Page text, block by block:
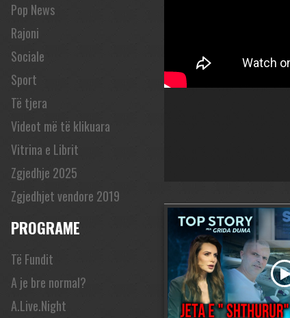
Pop News
Rajoni
Sociale
Sport
Të tjera
Videot më të klikuara
Vitrina e Librit
Zgjedhje 2025
Zgjedhjet vendore 2019
PROGRAME
Të Fundit
A je bre normal?
A.Live.Night